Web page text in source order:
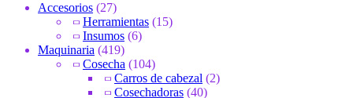
Accesorios (27)
Herramientas (15)
Insumos (6)
Maquinaria (419)
Cosecha (104)
Carros de cabezal (2)
Cosechadoras (40)